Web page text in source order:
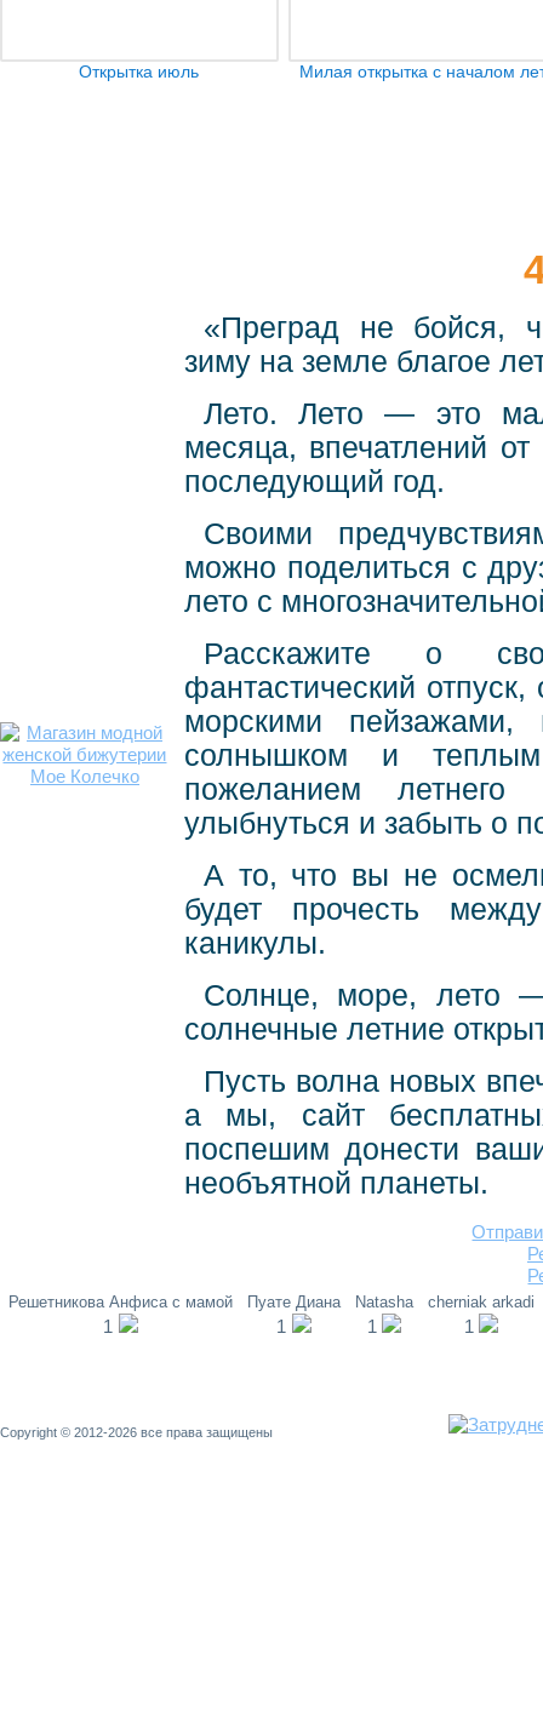
Открытка июль Милая открытка с началом
«Преград не бойся,
зиму на земле благое
Лето. Лето — это
месяца, впечатлений
последующий год.
Своими
можно поделиться с
лето с
Расскажите о
фантастический
морскими пейзажами,
солнышком и
пожеланием летнего
улыбнуться и забыть о
А то, что вы не
будет прочесть
каникулы.
Солнце, море, лето
солнечные летние
Пусть волна новых
а мы, сайт
поспешим донести
необъятной планеты.
Решетникова Анфиса с мамой
1
Пуате Диана
1
Natasha
1
cherniak arkadi
1
Copyright © 2012-2026 все права защищены